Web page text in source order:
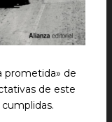
prometida» de
de este